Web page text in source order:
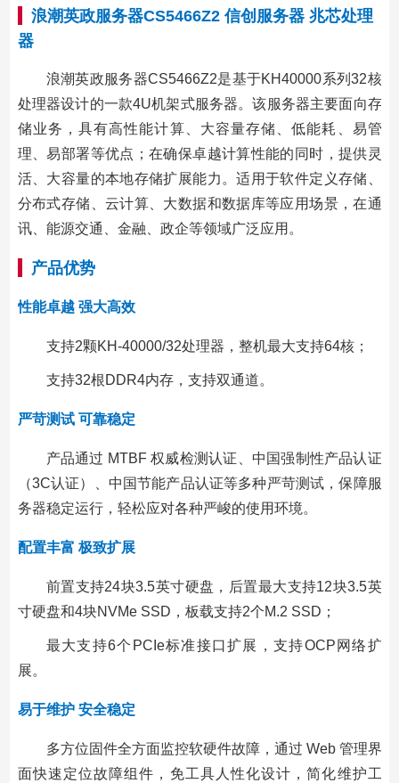
浪潮英政服务器CS5466Z2 信创服务器 兆芯处理
器
浪潮英政服务器CS5466Z2是基于KH40000系列32核
处理器设计的一款4U机架式服务器。该服务器主要面向存
储业务，具有高性能计算、大容量存储、低能耗、易管
理、易部署等优点；在确保卓越计算性能的同时，提供灵
活、大容量的本地存储扩展能力。适用于软件定义存储、
分布式存储、云计算、大数据和数据库等应用场景，在通
讯、能源交通、金融、政企等领域广泛应用。
产品优势
性能卓越 强大高效
支持2颗KH-40000/32处理器，整机最大支持64核；
支持32根DDR4内存，支持双通道。
严苛测试 可靠稳定
产品通过 MTBF 权威检测认证、中国强制性产品认证
（3C认证）、中国节能产品认证等多种严苛测试，保障服
务器稳定运行，轻松应对各种严峻的使用环境。
配置丰富 极致扩展
前置支持24块3.5英寸硬盘，后置最大支持12块3.5英
寸硬盘和4块NVMe SSD，板载支持2个M.2 SSD；
最大支持6个PCIe标准接口扩展，支持OCP网络扩
展。
易于维护 安全稳定
多方位固件全方面监控软硬件故障，通过 Web 管理界
面快速定位故障组件，免工具人性化设计，简化维护工